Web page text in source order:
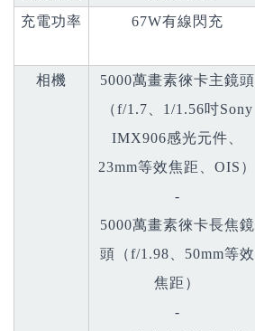
充電功率
67W有線閃充
相機
5000萬畫素徠卡主鏡頭
（f/1.7、1/1.56吋Sony
IMX906感光元件、
23mm等效焦距、OIS）
-
5000萬畫素徠卡長焦鏡
頭（f/1.98、50mm等效
焦距）
-